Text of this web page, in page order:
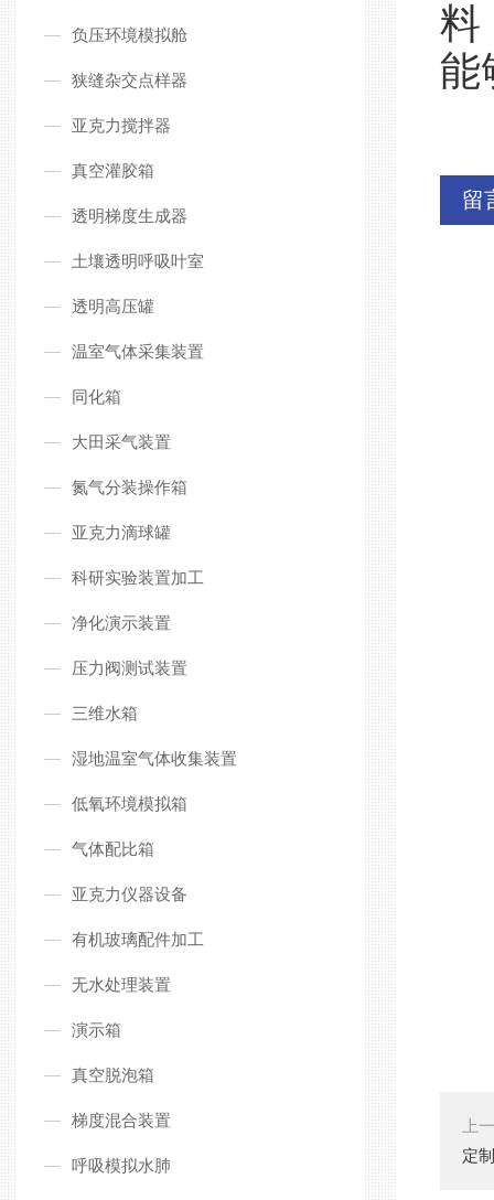
负压环境模拟舱
狭缝杂交点样器
亚克力搅拌器
真空灌胶箱
透明梯度生成器
土壤透明呼吸叶室
透明高压罐
温室气体采集装置
同化箱
大田采气装置
氮气分装操作箱
亚克力滴球罐
科研实验装置加工
净化演示装置
压力阀测试装置
三维水箱
湿地温室气体收集装置
低氧环境模拟箱
气体配比箱
亚克力仪器设备
有机玻璃配件加工
无水处理装置
演示箱
真空脱泡箱
梯度混合装置
呼吸模拟水肺
料
能
留
上
定